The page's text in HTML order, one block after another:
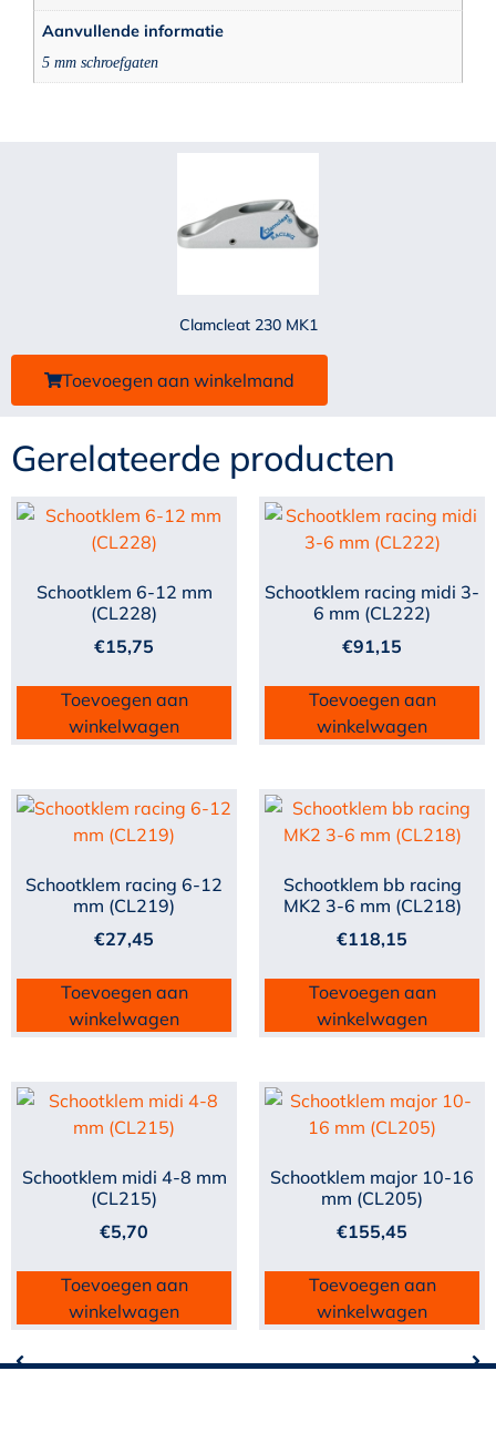
Aanvullende informatie
5 mm schroefgaten
Clamcleat 230 MK1
Toevoegen aan winkelmand
Gerelateerde producten
Schootklem 6-12 mm
(CL228)
€15,75
Toevoegen aan
winkelwagen
Schootklem racing midi 3-
6 mm (CL222)
€91,15
Toevoegen aan
winkelwagen
Schootklem racing 6-12
mm (CL219)
€27,45
Toevoegen aan
winkelwagen
Schootklem bb racing
MK2 3-6 mm (CL218)
€118,15
Toevoegen aan
winkelwagen
Schootklem midi 4-8 mm
(CL215)
€5,70
Toevoegen aan
winkelwagen
Schootklem major 10-16
mm (CL205)
€155,45
Toevoegen aan
winkelwagen